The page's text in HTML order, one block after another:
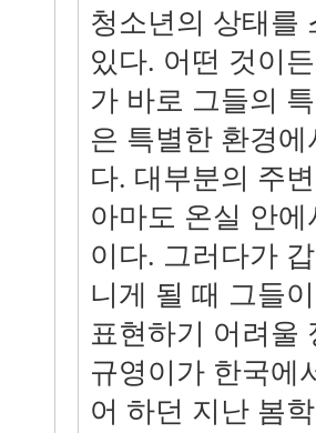
청소년의 상태를
있다. 어떤 것이
가 바로 그들의
은 특별한 환경
다. 대부분의 주
아마도 온실 안
이다. 그러다가
니게 될 때 그들
표현하기 어려울
규영이가 한국에
어 하던 지난 봄